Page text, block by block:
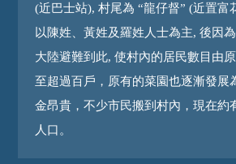
(近巴士站), 村尾為 “龍仔督” (近置富
以陳姓、黃姓及羅姓人士為主, 後因
大陸避難到此, 使村內的居民數目由
至超過百戶，原有的菜園也逐漸發展
金昂貴，不少市民搬到村內，現在約
人口。